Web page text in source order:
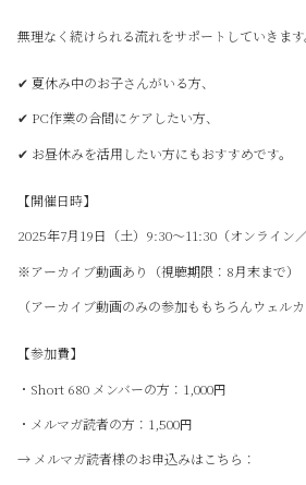
無理なく続けられる流れをサポートしていきます
✔ 夏休み中のお子さんがいる方、
✔ PC作業の合間にケアしたい方、
✔ お昼休みを活用したい方にもおすすめです。
【開催日時】
2025年7月19日（土）9:30〜11:30（オンライン
※アーカイブ動画あり（視聴期限：8月末まで）
（アーカイブ動画のみの参加ももちろんウェルカ
【参加費】
・Short 680 メンバーの方：1,000円
・メルマガ読者の方：1,500円
→ メルマガ読者様のお申込みはこちら：